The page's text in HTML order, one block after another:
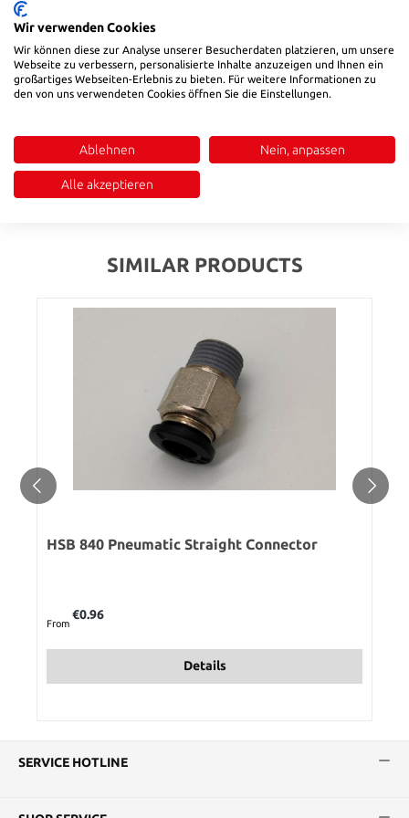
Description
HSB pneumatic connectors for controlling your automation
control loops.Durable and robust thanks to nickel-plated brass.
Available in various sizes (others upon request) • Simple and
secure push-in installation • Matching hose…More
Reviews
SIMILAR PRODUCTS
HSB 840 Pneumatic Straight Connector
From
€0.96
Details
SERVICE HOTLINE
Wir verwenden Cookies
Wir können diese zur Analyse unserer Besucherdaten platzieren, um unsere
Webseite zu verbessern, personalisierte Inhalte anzuzeigen und Ihnen ein
großartiges Webseiten-Erlebnis zu bieten. Für weitere Informationen zu
den von uns verwendeten Cookies öffnen Sie die Einstellungen.
Ablehnen Nein, anpassen
Alle akzeptieren